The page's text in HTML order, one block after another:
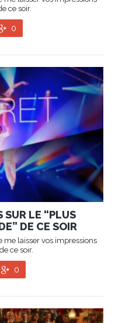
ce soir.
0
SUR LE “PLUS
DE CE SOIR
me laisser vos impressions
ce soir.
0